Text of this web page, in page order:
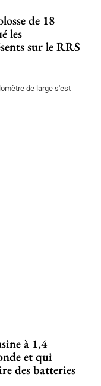
de 18
les
sur le RRS
de large s'est
à 1,4
et qui
des batteries